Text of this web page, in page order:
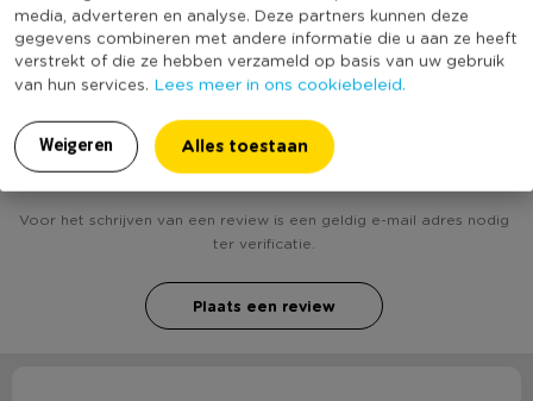
media, adverteren en analyse. Deze partners kunnen deze
gegevens combineren met andere informatie die u aan ze heeft
verstrekt of die ze hebben verzameld op basis van uw gebruik
van hun services. Lees meer in ons cookiebeleid.
Weigeren Alles toestaan
bekend
Heb jij Kaars in glas - roze - 7.5x8.5 cm? Schrijf een
review!
Voor het schrijven van een review is een geldig e-mail adres nodig
ter verificatie.
Plaats een review